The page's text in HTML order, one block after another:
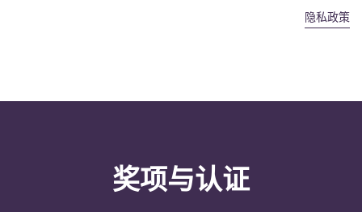
隐私政策
奖项与认证